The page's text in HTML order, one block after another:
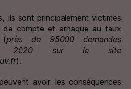
ils sont principalement victimes
de compte et arnaque au faux
(près de 95000 demandes
en 2020 sur le site
).
avoir les conséquences